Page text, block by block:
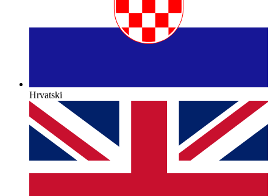
Hrvatski